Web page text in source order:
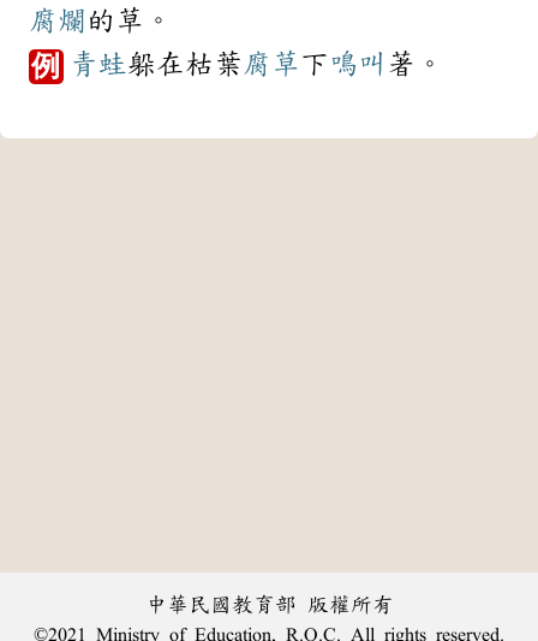
腐爛 的草。
例 青蛙躲在枯葉 腐草下鳴叫 著。
中華民國教育部 版權所有
©2021 Ministry of Education, R.O.C. All rights reserved.